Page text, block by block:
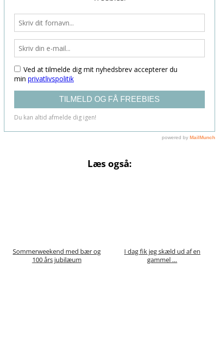
Læs også:
Sommerweekend med bær og
100 års jubilæum
I dag fik jeg skæld ud af en
gammel …